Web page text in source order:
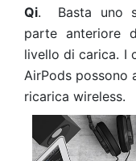
Qi. Basta uno
parte anteriore
livello di carica. I
AirPods possono
ricarica wireless.